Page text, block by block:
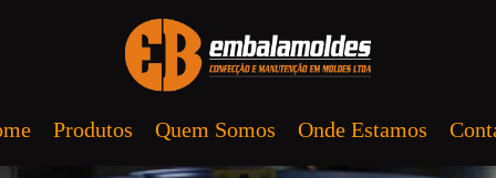
Produtos Quem Somos Onde Estamos